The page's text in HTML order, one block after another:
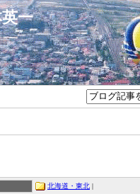
英一
北海道・東北 |